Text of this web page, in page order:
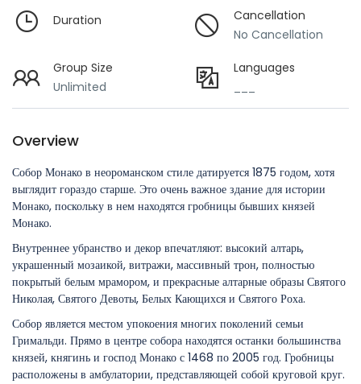
Duration
Cancellation
No Cancellation
Group Size
Unlimited
Languages
Overview
Собор Монако в неороманском стиле датируется 1875 годом, хотя
выглядит гораздо старше. Это очень важное здание для истории
Монако, поскольку в нем находятся гробницы бывших князей
Монако.
Внутреннее убранство и декор впечатляют: высокий алтарь,
украшенный мозаикой, витражи, массивный трон, полностью
покрытый белым мрамором, и прекрасные алтарные образы Святого
Николая, Святого Девоты, Белых Кающихся и Святого Роха.
Собор является местом упокоения многих поколений семьи
Гримальди. Прямо в центре собора находятся останки большинства
князей, княгинь и господ Монако с 1468 по 2005 год. Гробницы
расположены в амбулатории, представляющей собой круговой круг.